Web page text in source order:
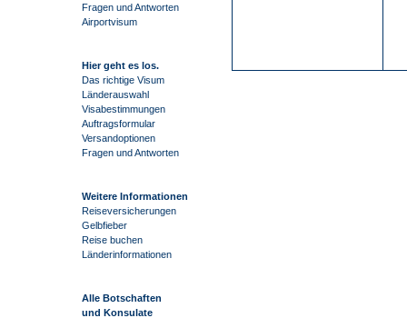
Fragen und Antworten
Airportvisum
Hier geht es los.
Das richtige Visum
Länderauswahl
Visabestimmungen
Auftragsformular
Versandoptionen
Fragen und Antworten
Weitere Informationen
Reiseversicherungen
Gelbfieber
Reise buchen
Länderinformationen
Alle Botschaften
und Konsulate